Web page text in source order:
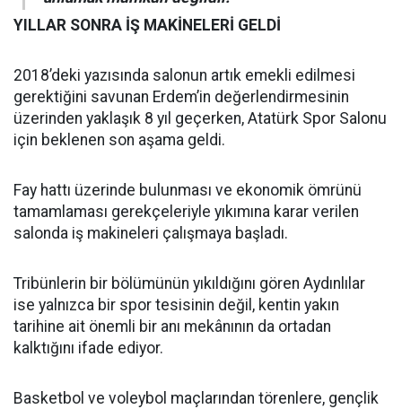
YILLAR SONRA İŞ MAKİNELERİ GELDİ
2018’deki yazısında salonun artık emekli edilmesi
gerektiğini savunan Erdem’in değerlendirmesinin
üzerinden yaklaşık 8 yıl geçerken, Atatürk Spor Salonu
için beklenen son aşama geldi.
Fay hattı üzerinde bulunması ve ekonomik ömrünü
tamamlaması gerekçeleriyle yıkımına karar verilen
salonda iş makineleri çalışmaya başladı.
Tribünlerin bir bölümünün yıkıldığını gören Aydınlılar
ise yalnızca bir spor tesisinin değil, kentin yakın
tarihine ait önemli bir anı mekânının da ortadan
kalktığını ifade ediyor.
Basketbol ve voleybol maçlarından törenlere, gençlik